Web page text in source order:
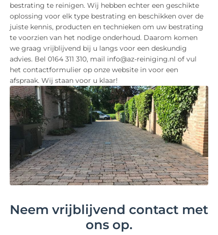
bestrating te reinigen. Wij hebben echter een geschikte
oplossing voor elk type bestrating en beschikken over de
juiste kennis, producten en technieken om uw bestrating
te voorzien van het nodige onderhoud. Daarom komen
we graag vrijblijvend bij u langs voor een deskundig
advies. Bel 0164 311 310, mail info@az-reiniging.nl of vul
het contactformulier op onze website in voor een
afspraak. Wij staan voor u klaar!
Neem vrijblijvend contact met
ons op.